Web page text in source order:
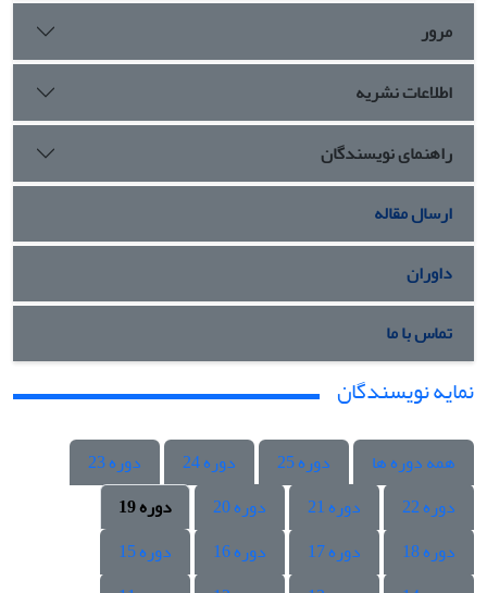
مرور
اطلاعات نشریه
راهنمای نویسندگان
ارسال مقاله
داوران
تماس با ما
نمایه نویسندگان
همه دوره ها دوره 25 دوره 24
دوره 23
دوره 22
دوره 21 دوره 20
دوره 19
دوره 18
دوره 17 دوره 16
دوره 15